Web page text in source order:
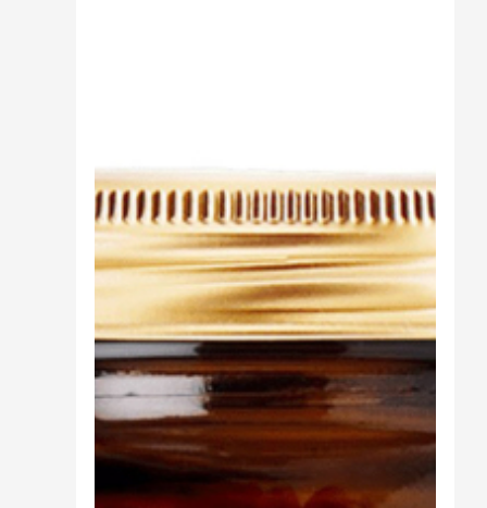
Altro
Cibo
Burro Ghee Ayurveda